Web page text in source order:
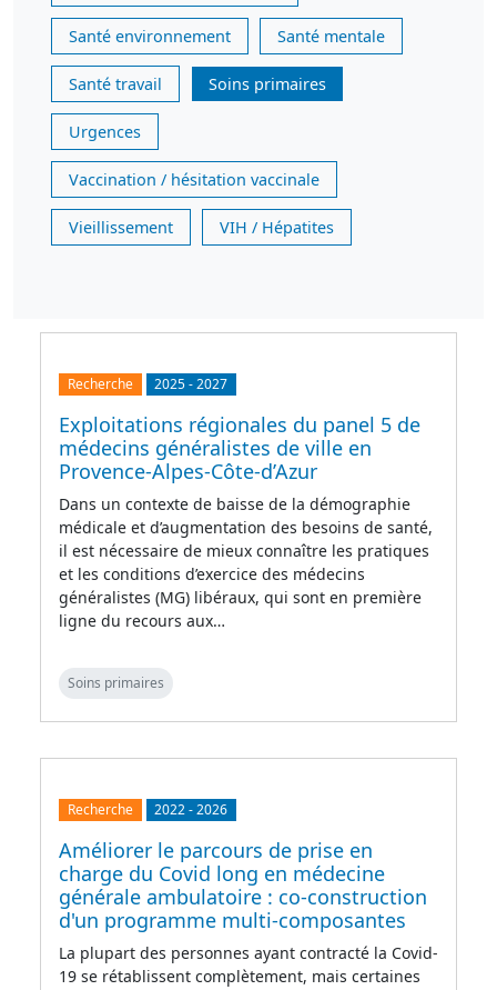
Santé environnement Santé mentale
Santé travail Soins primaires
Urgences
Vaccination / hésitation vaccinale
Vieillissement VIH / Hépatites
Recherche 2025-2027
Exploitations régionales du panel 5 de
médecins généralistes de ville en
Provence-Alpes-Côte-d’Azur
Dans un contexte de baisse de la démographie
médicale et d’augmentation des besoins de santé,
il est nécessaire de mieux connaître les pratiques
et les conditions d’exercice des médecins
généralistes (MG) libéraux, qui sont en première
ligne du recours aux…
Soins primaires
Recherche 2022-2026
Améliorer le parcours de prise en
charge du Covid long en médecine
générale ambulatoire : co-construction
d'un programme multi-composantes
La plupart des personnes ayant contracté la Covid-
19 se rétablissent complètement, mais certaines